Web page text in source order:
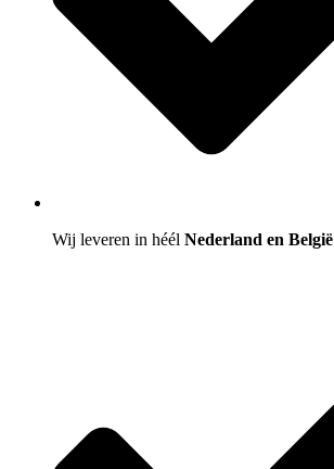
Wij leveren in héél Nederland en België